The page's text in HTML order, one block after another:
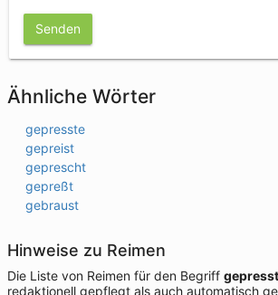
Senden
Ähnliche Wörter
gepresste
gepreist
geprescht
gepreßt
gebraust
Hinweise zu Reimen
Die Liste von Reimen für den Begriff gepresst
redaktionell gepflegt als auch automatisch